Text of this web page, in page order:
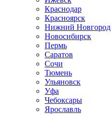
Краснодар
Красноярск
Нижний Новгород
Новосибирск
Пермь
Саратов
Сочи
Тюмень
Ульяновск
Уфа
Чебоксары
Ярославль